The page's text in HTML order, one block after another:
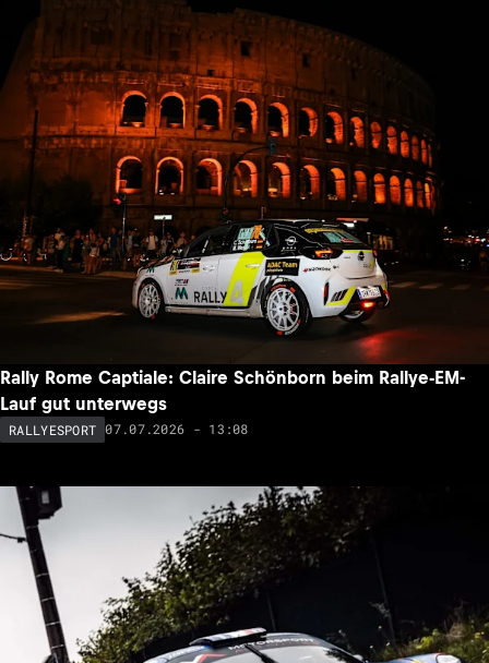
Rally Rome Captiale: Claire Schönborn beim Rallye-EM-
Lauf gut unterwegs
RALLYESPORT 07.07.2026 - 13:08